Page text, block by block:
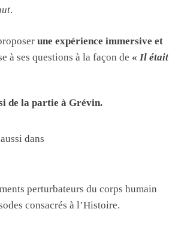
.
une expérience immersive et
à ses questions à la façon de « Il était
de la partie à Grévin.
dans
perturbateurs du corps humain
consacrés à l’Histoire.